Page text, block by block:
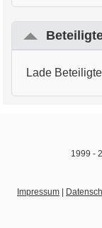
Lade
1999 -
Impressum